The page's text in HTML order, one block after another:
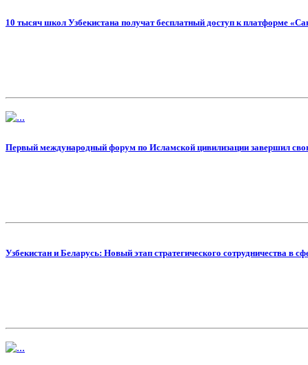
10 тысяч школ Узбекистана получат бесплатный доступ к платформе
Первый международный форум по Исламской цивилизации завершил
Узбекистан и Беларусь: Новый этап стратегического сотрудничества в